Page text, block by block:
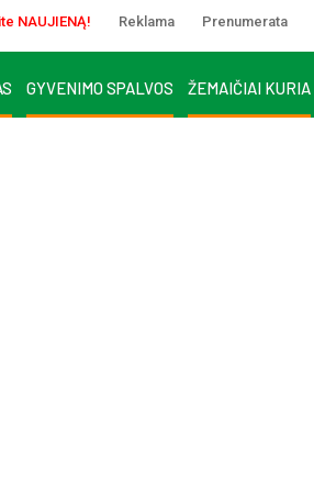
NAUJIENĄ! Reklama Prenumerata
GYVENIMO SPALVOS ŽEMAIČIAI KURIA